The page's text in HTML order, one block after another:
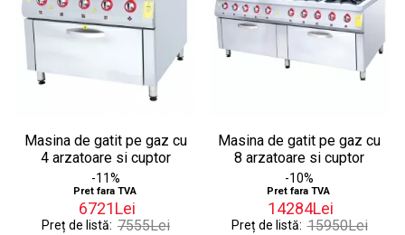
Masina de gatit pe gaz cu
4 arzatoare si cuptor
-11%
Pret fara TVA
6721Lei
Preț de listă: 7555Lei
Masina de gatit pe gaz cu
8 arzatoare si cuptor
-10%
Pret fara TVA
14284Lei
Preț de listă: 15950Lei